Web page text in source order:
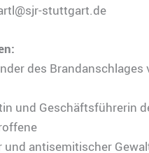
stuttgart.de
des
und Geschäftsführerin
antisemitischer